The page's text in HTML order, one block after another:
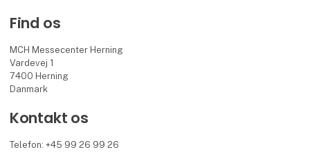
Find os
MCH Messecenter Herning
Vardevej 1
7400 Herning
Danmark
Kontakt os
Telefon: +45 99 26 99 26